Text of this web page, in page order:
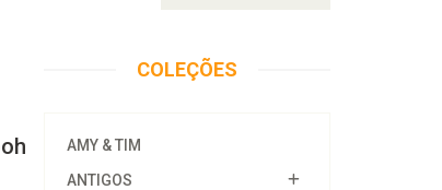
COLEÇÕES
AMY & TIM
ANTIGOS